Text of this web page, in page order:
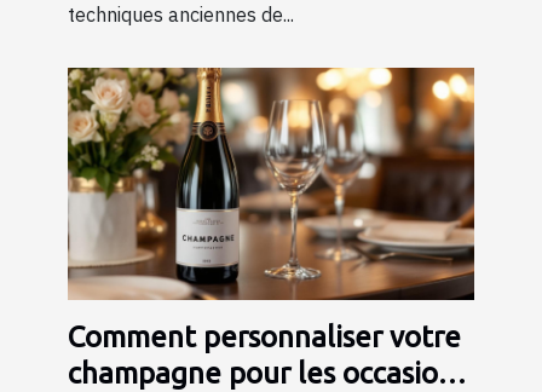
techniques anciennes de...
Comment personnaliser votre
champagne pour les occasions